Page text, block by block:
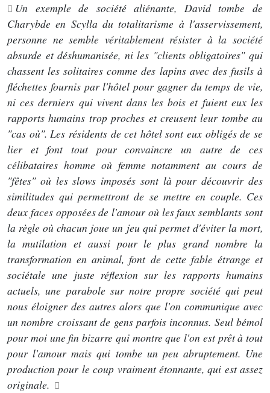
Un exemple de société aliénante, David tombe de
Charybde en Scylla du totalitarisme à l'asservissement,
personne ne semble véritablement résister à la société
absurde et déshumanisée, ni les "clients obligatoires" qui
chassent les solitaires comme des lapins avec des fusils à
fléchettes fournis par l'hôtel pour gagner du temps de vie,
ni ces derniers qui vivent dans les bois et fuient eux les
rapports humains trop proches et creusent leur tombe au
"cas où". Les résidents de cet hôtel sont eux obligés de se
lier et font tout pour convaincre un autre de ces
célibataires homme où femme notamment au cours de
"fêtes" où les slows imposés sont là pour découvrir des
similitudes qui permettront de se mettre en couple. Ces
deux faces opposées de l'amour où les faux semblants sont
la règle où chacun joue un jeu qui permet d'éviter la mort,
la mutilation et aussi pour le plus grand nombre la
transformation en animal, font de cette fable étrange et
sociétale une juste réflexion sur les rapports humains
actuels, une parabole sur notre propre société qui peut
nous éloigner des autres alors que l'on communique avec
un nombre croissant de gens parfois inconnus. Seul bémol
pour moi une fin bizarre qui montre que l'on est prêt à tout
pour l'amour mais qui tombe un peu abruptement. Une
production pour le coup vraiment étonnante, qui est assez
originale.